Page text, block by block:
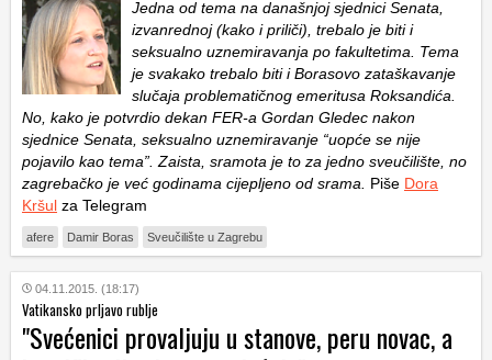
Jedna od tema na današnjoj sjednici Senata,
izvanrednoj (kako i priliči), trebalo je biti i
seksualno uznemiravanja po fakultetima. Tema
je svakako trebalo biti i Borasovo zataškavanje
slučaja problematičnog emeritusa Roksandića.
No, kako je potvrdio dekan FER-a Gordan Gledec nakon
sjednice Senata, seksualno uznemiravanje “uopće se nije
pojavilo kao tema”. Zaista, sramota je to za jedno sveučilište, no
zagrebačko je već godinama cijepljeno od srama.
Piše Dora
Kršul za Telegram
afere Damir Boras Sveučilište u Zagrebu
04.11.2015. (18:17)
Vatikansko prljavo rublje
"Svećenici provaljuju u stanove, peru novac, a